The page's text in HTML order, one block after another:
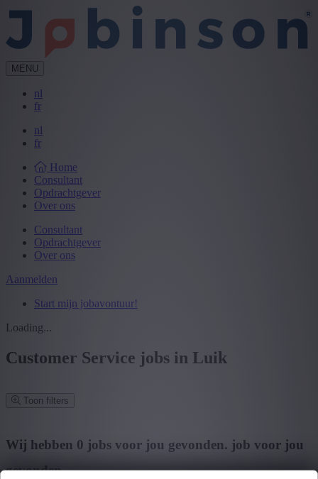
MENU
nl
fr
nl
fr
Home
Consultant
Opdrachtgever
Over ons
Consultant
Opdrachtgever
Over ons
Aanmelden
Start mijn jobavontuur!
Loading...
Customer Service jobs in Luik
Toon filters
Wij hebben 0 jobs voor jou gevonden. job voor jou
gevonden